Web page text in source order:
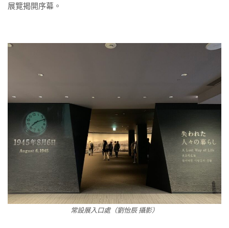
展覽揭開序幕。
常設展入口處（劉怡辰 攝影）